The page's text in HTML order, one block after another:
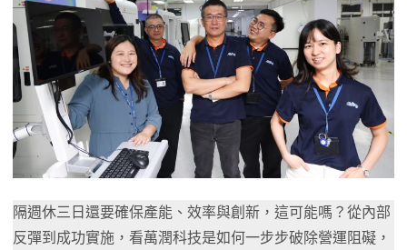
隔週休三日還要確保產能、效率與創新，這可能嗎？從內部
反彈到成功實施，看萬潤科技是如何一步步破除營運阻礙，